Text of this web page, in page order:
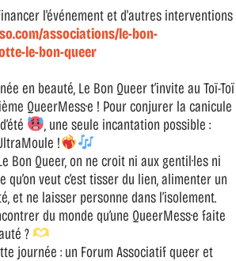
l'événement et d'autres interventions
associations/le-bon-
le-bon-queer
en beauté, Le Bon Queer t’invite au Toï-Toï
QueerMess·e ! Pour conjurer la canicule
, une seule incantation possible :
!
Bon Queer, on ne croit ni aux gentil·les ni
qu’on veut c’est tisser du lien, alimenter un
et ne laisser personne dans l’isolement.
du monde qu’une QueerMess·e faite
?
journée : un Forum Associatif queer et